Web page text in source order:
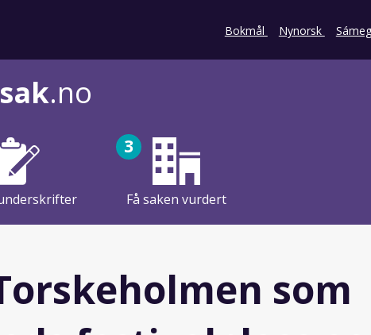
Bokmål Nynorsk
.no
3
Få saken vurdert
som